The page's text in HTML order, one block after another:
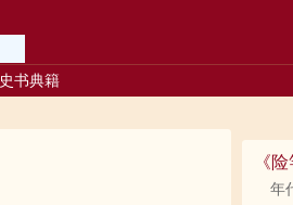
史书典籍
《
年